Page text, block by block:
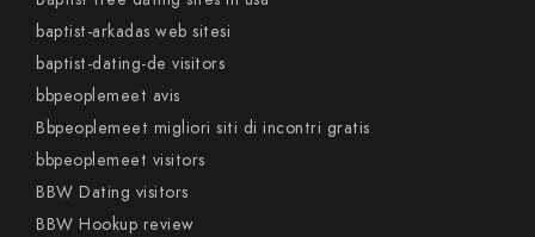
baptist-arkadas web sitesi
baptist-dating-de visitors
bbpeoplemeet avis
Bbpeoplemeet migliori siti di incontri gratis
bbpeoplemeet visitors
BBW Dating visitors
BBW Hookup review